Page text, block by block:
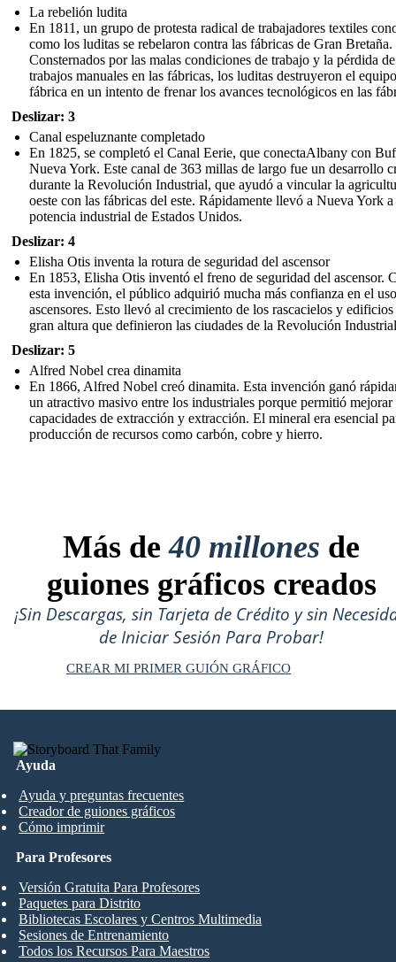
La rebelión ludita
En 1811, un grupo de protesta radical de trabajadores textiles
como los luditas se rebelaron contra las fábricas de Gran Bretaña.
Consternados por las malas condiciones de trabajo y la pérdida de
trabajos manuales en las fábricas, los luditas destruyeron el
fábrica en un intento de frenar los avances tecnológicos en las
Deslizar: 3
Canal espeluznante completado
En 1825, se completó el Canal Eerie, que conectaAlbany con
Nueva York. Este canal de 363 millas de largo fue un desarrollo
durante la Revolución Industrial, que ayudó a vincular la
oeste con las fábricas del este. Rápidamente llevó a Nueva York a
potencia industrial de Estados Unidos.
Deslizar: 4
Elisha Otis inventa la rotura de seguridad del ascensor
En 1853, Elisha Otis inventó el freno de seguridad del ascensor.
esta invención, el público adquirió mucha más confianza en el
ascensores. Esto llevó al crecimiento de los rascacielos y edificios
gran altura que definieron las ciudades de la Revolución
Deslizar: 5
Alfred Nobel crea dinamita
En 1866, Alfred Nobel creó dinamita. Esta invención ganó
un atractivo masivo entre los industriales porque permitió mejorar
capacidades de extracción y extracción. El mineral era esencial
producción de recursos como carbón, cobre y hierro.
Más de40 millones de
guiones gráficos creados
¡Sin Descargas, sin Tarjeta de Crédito y sin
de Iniciar Sesión Para Probar!
CREAR MI PRIMER GUIÓN GRÁFICO
Ayuda
Ayuda y preguntas frecuentes
Creador de guiones gráficos
Cómo imprimir
Para Profesores
Versión Gratuita Para Profesores
Paquetes para Distrito
Bibliotecas Escolares y Centros Multimedia
Sesiones de Entrenamiento
Todos los Recursos Para Maestros